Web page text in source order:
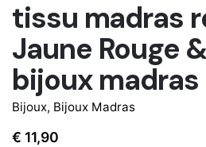
tissu madras
Jaune Rouge
bijoux madras
Bijoux, Bijoux Madras
€ 11,90